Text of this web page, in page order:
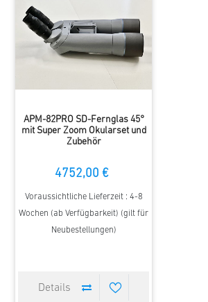
APM-82PRO SD-Fernglas 45°
mit Super Zoom Okularset und
Zubehör
4752,00 €
Voraussichtliche Lieferzeit : 4-8
Wochen (ab Verfügbarkeit) (gilt für
Neubestellungen)